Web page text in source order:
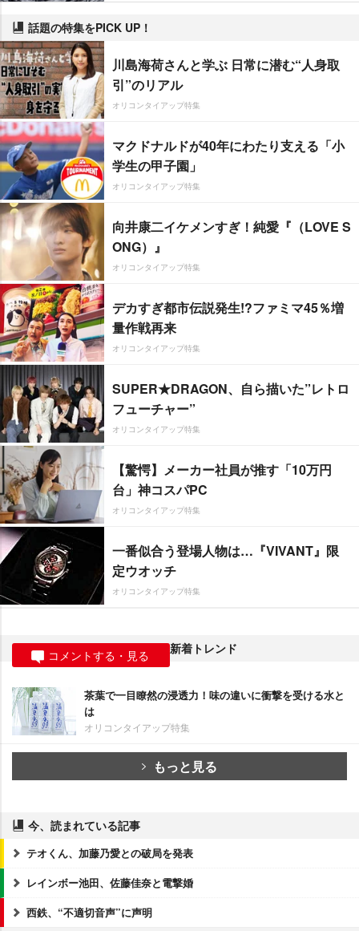
話題の特集をPICK UP！
川島海荷さんと学ぶ 日常に潜む“人身取
引”のリアル
オリコンタイアップ特集
マクドナルドが40年にわたり支える「小
学生の甲子園」
オリコンタイアップ特集
向井康二イケメンすぎ！純愛『（LOVE S
ONG）』
オリコンタイアップ特集
デカすぎ都市伝説発生!?ファミマ45％増
量作戦再来
オリコンタイアップ特集
SUPER★DRAGON、自ら描いた”レトロ
フューチャー”
オリコンタイアップ特集
【驚愕】メーカー社員が推す「10万円
台」神コスパPC
オリコンタイアップ特集
一番似合う登場人物は…『VIVANT』限
定ウオッチ
オリコンタイアップ特集
コメントする・見る 新着トレンド
茶葉で一目瞭然の浸透力！味の違いに衝撃を受ける水と
は
オリコンタイアップ特集
もっと見る
今、読まれている記事
テオくん、加藤乃愛との破局を発表
レインボー池田、佐藤佳奈と電撃婚
西鉄、“不適切音声”に声明